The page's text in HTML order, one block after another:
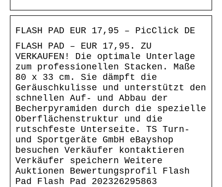
FLASH PAD EUR 17,95 – PicClick DE
FLASH PAD – EUR 17,95. ZU
VERKAUFEN! Die optimale Unterlage
zum professionellen Stacken. Maße
80 x 33 cm. Sie dämpft die
Geräuschkulisse und unterstützt den
schnellen Auf- und Abbau der
Becherpyramiden durch die spezielle
Oberflächenstruktur und die
rutschfeste Unterseite. TS Turn-
und Sportgeräte GmbH eBayshop
besuchen Verkäufer kontaktieren
Verkäufer speichern Weitere
Auktionen Bewertungsprofil Flash
Pad Flash Pad 202326295863